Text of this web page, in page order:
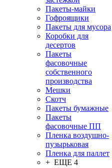
Пакеты-майки
Гофроящики
Пакеты для мусора
Коробки для
десертов
Пакеты
фасовочные
собственного
производства
Мешки
Скотч
Пакеты бумажные
Пакеты
фасовочные ПП
Пленка воздушно-
пузырьковая
Пленка для паллет
+ ЕЩЕ 4